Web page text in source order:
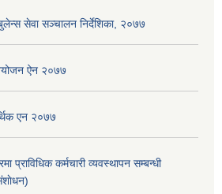
सेवा सञ्चालन निर्देशिका, २०७७
ऐन २०७७
एन २०७७
प्राविधिक कर्मचारी व्यवस्थापन सम्बन्धी